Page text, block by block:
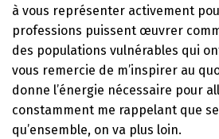
à vous représenter activement
professions puissent œuvrer
des populations vulnérables qui
vous remercie de m’inspirer au
donne l’énergie nécessaire pour
constamment me rappelant que
qu’ensemble, on va plus loin.